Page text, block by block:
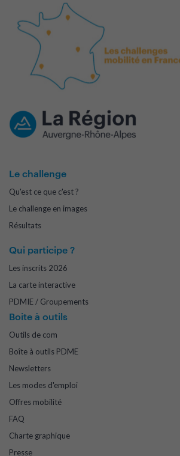
Le challenge
Qu'est ce que c'est ?
Le challenge en images
Résultats
Qui participe ?
Les inscrits 2026
La carte interactive
PDMIE / Groupements
Boite à outils
Outils de com
Boîte à outils PDME
Newsletters
Les modes d'emploi
Offres mobilité
FAQ
Charte graphique
Presse